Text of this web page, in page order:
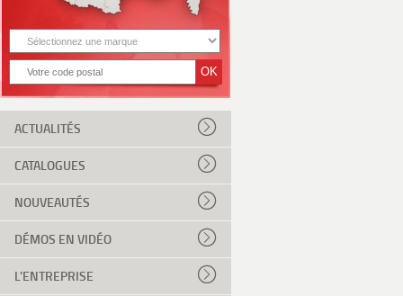
ACTUALITÉS
CATALOGUES
NOUVEAUTÉS
DÉMOS EN VIDÉO
L'ENTREPRISE